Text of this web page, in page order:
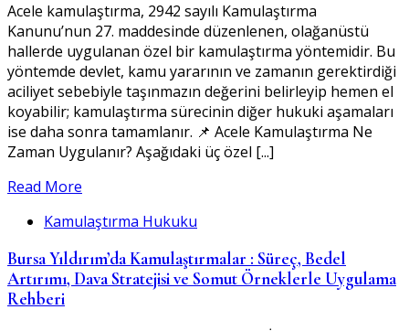
Acele kamulaştırma, 2942 sayılı Kamulaştırma
Kanunu’nun 27. maddesinde düzenlenen, olağanüstü
hallerde uygulanan özel bir kamulaştırma yöntemidir. Bu
yöntemde devlet, kamu yararının ve zamanın gerektirdiği
aciliyet sebebiyle taşınmazın değerini belirleyip hemen el
koyabilir; kamulaştırma sürecinin diğer hukuki aşamaları
ise daha sonra tamamlanır. 📌 Acele Kamulaştırma Ne
Zaman Uygulanır? Aşağıdaki üç özel [...]
Read More
Kamulaştırma Hukuku
Bursa Yıldırım’da Kamulaştırmalar : Süreç, Bedel
Artırımı, Dava Stratejisi ve Somut Örneklerle Uygulama
Rehberi